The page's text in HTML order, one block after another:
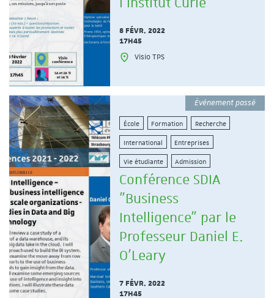
8 FÉVR. 2022
17H45
Visio TPS
Événement passé
École Formation Recherche
International Entreprises
Vie étudiante Admission
Conférence SDIA
"Business
Intelligence" par le
Professeur Daniel E.
O'Leary
7 FÉVR. 2022
17H45